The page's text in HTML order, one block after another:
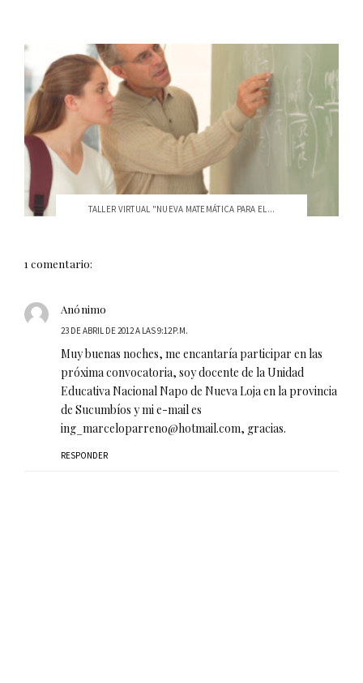
TALLER VIRTUAL "NUEVA MATEMÁTICA PARA EL...
1 comentario:
Anónimo
23 DE ABRIL DE 2012 A LAS 9:12 P.M.
Muy buenas noches, me encantaría participar en las
próxima convocatoria, soy docente de la Unidad
Educativa Nacional Napo de Nueva Loja en la provincia
de Sucumbíos y mi e-mail es
ing_marceloparreno@hotmail.com, gracias.
RESPONDER